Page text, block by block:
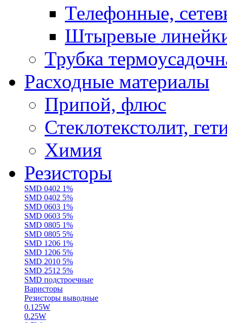
Телефонные,
Штыревые
Трубка
Расходные материалы
Припой, флюс
Стеклотекстолит,
Химия
Резисторы
SMD 0402 1%
SMD 0402 5%
SMD 0603 1%
SMD 0603 5%
SMD 0805 1%
SMD 0805 5%
SMD 1206 1%
SMD 1206 5%
SMD 2010 5%
SMD 2512 5%
SMD подстроечные
Варисторы
Резисторы выводные
0.125W
0.25W